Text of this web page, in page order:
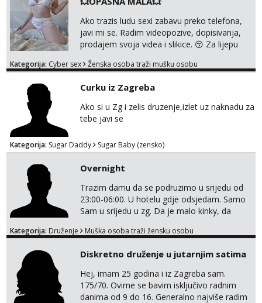
Ako trazis ludu sexi zabavu preko telefona,
javi mi se. Radim videopozive, dopisivanja,
prodajem svoja videa i slikice. 😚 Za lijepu
Viber ili Telegram. +385 91 723 0045
Kategorija: Cyber sex Ženska osoba traži mušku osobu
Curku iz Zagreba
Ako si u Zg i zelis druzenje,izlet uz naknadu za
tebe javi se
Kategorija: Sugar Daddy Sugar Baby (zensko)
Overnight
Trazim damu da se podruzimo u srijedu od
23:00-06:00. U hotelu gdje odsjedam. Samo
Sam u srijedu u zg. Da je malo kinky, da
party friendly, naravno ako nema kemije ,
si ozbiljna. Javi se na email.
Kategorija: Druženje Muška osoba traži žensku osobu
Diskretno druženje u jutarnjim satima
Hej, imam 25 godina i iz Zagreba sam.
175/70. Ovime se bavim isključivo radnim
danima od 9 do 16. Generalno najviše radim